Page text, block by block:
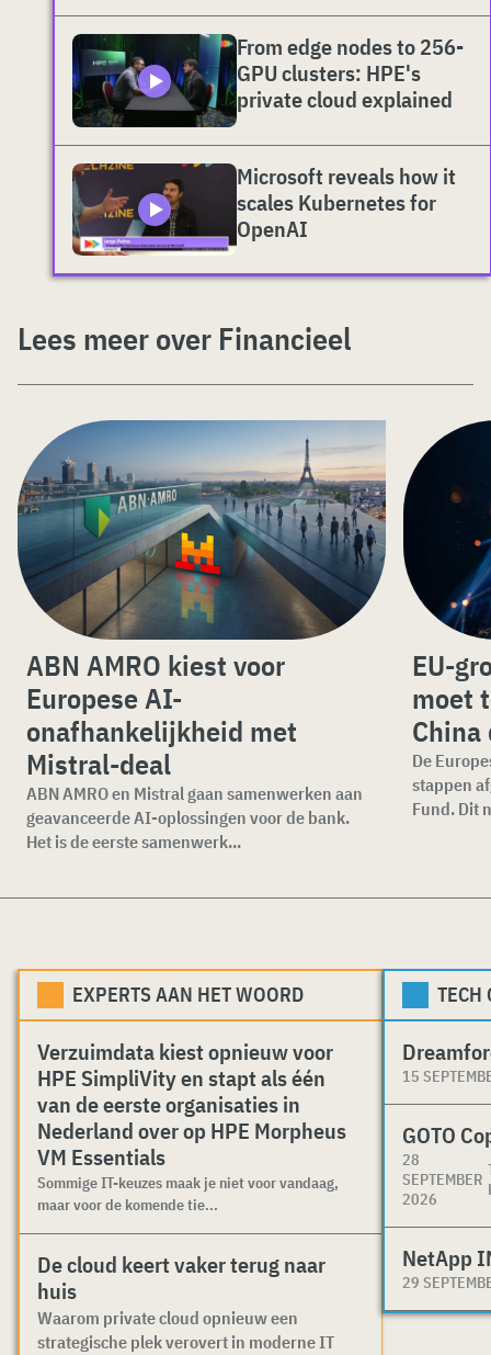
From edge nodes to 256-
GPU clusters: HPE's
private cloud explained
Microsoft reveals how it
scales Kubernetes for
OpenAI
Lees meer over Financieel
ABN AMRO kiest voor
Europese AI-
onafhankelijkheid met
Mistral-deal
ABN AMRO en Mistral gaan samenwerken aan
geavanceerde AI-oplossingen voor de bank.
Het is de eerste samenwerk...
EU-
moet
De
stappen
Fund. Dit
EXPERTS AAN HET WOORD
Verzuimdata kiest opnieuw voor
HPE SimpliVity en stapt als één
van de eerste organisaties in
Nederland over op HPE Morpheus
VM Essentials
Sommige IT-keuzes maak je niet voor vandaag,
maar voor de komende tie...
De cloud keert vaker terug naar
huis
Waarom private cloud opnieuw een
strategische plek verovert in moderne IT
TECH
15
GOTO
28
SEPTEMBER
2026
NetApp
29